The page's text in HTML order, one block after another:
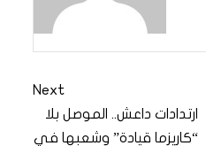
Next
ارتدادات داعش.. الموصل بلا
“كاريزما قيادة” وشعبها في